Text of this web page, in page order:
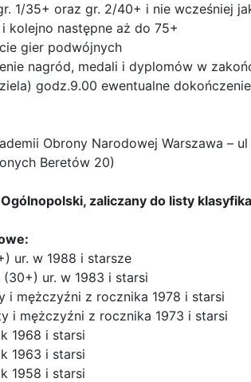
1/35+ oraz gr. 2/40+ i nie wcześniej
kolejno następne aż do 75+
gier podwójnych
nagród, medali i dyplomów w
godz.9.00 ewentualne
Obrony Narodowej Warszawa – ul
Beretów 20)
zaliczany do listy
ur. w 1988 i starsze
ur. w 1983 i starsi
i mężczyźni z rocznika 1978 i starsi
i mężczyźni z rocznika 1973 i starsi
1968 i starsi
1963 i starsi
1958 i starsi